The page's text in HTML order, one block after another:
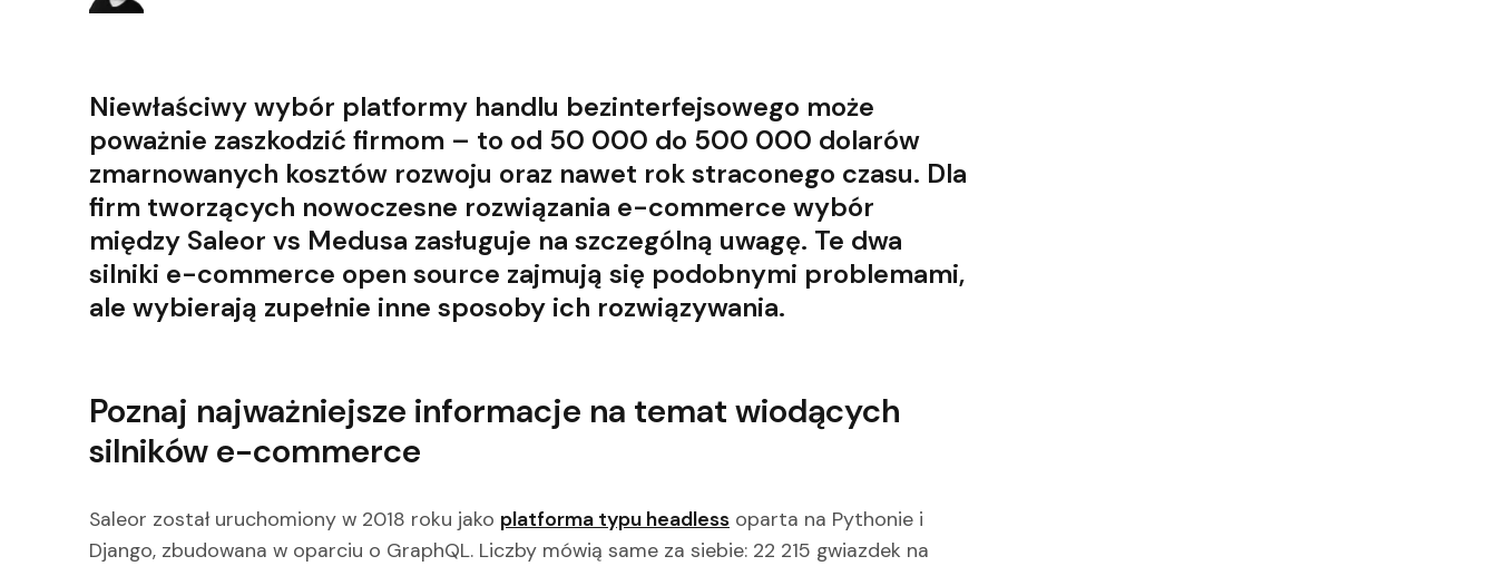
Niewłaściwy wybór platformy handlu bezinterfejsowego może
poważnie zaszkodzić firmom – to od 50 000 do 500 000 dolarów
zmarnowanych kosztów rozwoju oraz nawet rok straconego czasu. Dla
firm tworzących nowoczesne rozwiązania e-commerce wybór
między Saleor vs Medusa zasługuje na szczególną uwagę. Te dwa
silniki e-commerce open source zajmują się podobnymi problemami,
ale wybierają zupełnie inne sposoby ich rozwiązywania.
Poznaj najważniejsze informacje na temat wiodących
silników e-commerce
Saleor został uruchomiony w 2018 roku jako platforma typu headless oparta na Pythonie i
Django, zbudowana w oparciu o GraphQL. Liczby mówią same za siebie: 22 215 gwiazdek na